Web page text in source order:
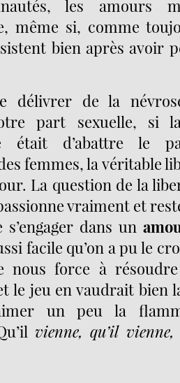
les amours
même si, comme
bien après avoir
délivrer de la
part sexuelle, si
était d’abattre le
femmes, la véritable
La question de la
vraiment et
s’engager dans un
facile qu’on a pu le
nous force à
le jeu en vaudrait bien
un peu la
vienne, qu’il